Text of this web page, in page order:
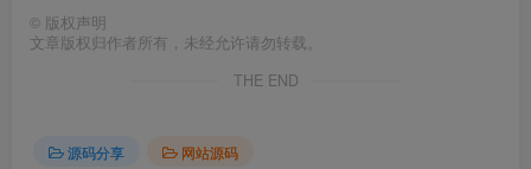
© 版权声明
文章版权归作者所有，未经允许请勿转载。
THE END
源码分享
网站源码